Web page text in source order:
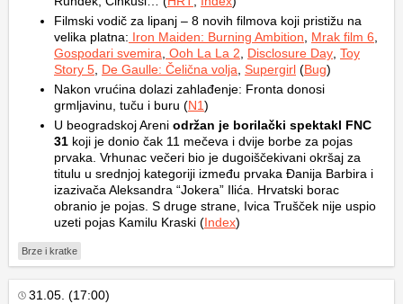
Filmski vodič za lipanj – 8 novih filmova koji pristižu na
velika platna: Iron Maiden: Burning Ambition, Mrak film 6,
Gospodari svemira, Ooh La La 2, Disclosure Day, Toy
Story 5, De Gaulle: Čelična volja, Supergirl (Bug)
Nakon vrućina dolazi zahlađenje: Fronta donosi
grmljavinu, tuču i buru (N1)
U beogradskoj Areni održan je borilački spektakl FNC
31 koji je donio čak 11 mečeva i dvije borbe za pojas
prvaka. Vrhunac večeri bio je dugoiščekivani okršaj za
titulu u srednjoj kategoriji između prvaka Đanija Barbira i
izazivača Aleksandra “Jokera” Ilića. Hrvatski borac
obranio je pojas. S druge strane, Ivica Trušček nije uspio
uzeti pojas Kamilu Kraski (Index)
Brze i kratke
31.05. (17:00)